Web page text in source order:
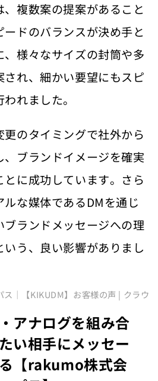
複数案の提案があること
ドのバランスが決め手と
様々なサイズの封筒や多
れ、細かい要望にもスピ
れました。
のタイミングで社外から
ブランドイメージを確実
に成功しています。さら
な媒体であるDMを通じ
ランドメッセージへの理
う、良い影響がありまし
｜【KIKUDM】お客様の声 | クラウ
アナログを組み合
い相手にメッセー
【rakumo株式会